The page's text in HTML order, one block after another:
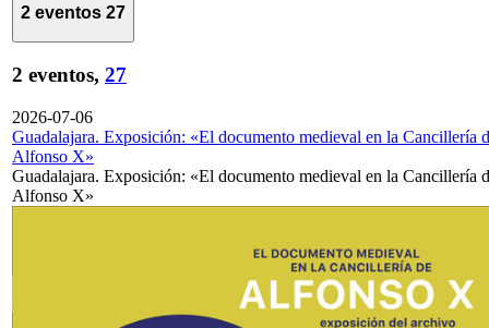
2 eventos 27
2 eventos, 27
2026-07-06
Guadalajara. Exposición: «El documento medieval en la Cancillería
Alfonso X»
Guadalajara. Exposición: «El documento medieval en la Cancillería
Alfonso X»